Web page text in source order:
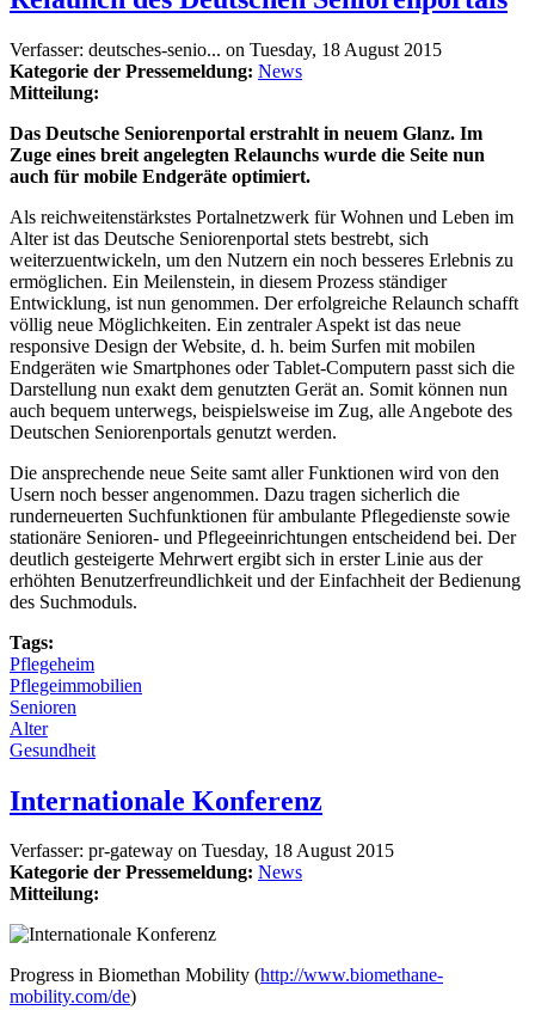
Verfasser: deutsches-senio... on Tuesday, 18 August 2015
Kategorie der Pressemeldung: News
Mitteilung:
Das Deutsche Seniorenportal erstrahlt in neuem Glanz. Im
Zuge eines breit angelegten Relaunchs wurde die Seite nun
auch für mobile Endgeräte optimiert.
Als reichweitenstärkstes Portalnetzwerk für Wohnen und Leben im
Alter ist das Deutsche Seniorenportal stets bestrebt, sich
weiterzuentwickeln, um den Nutzern ein noch besseres Erlebnis zu
ermöglichen. Ein Meilenstein, in diesem Prozess ständiger
Entwicklung, ist nun genommen. Der erfolgreiche Relaunch schafft
völlig neue Möglichkeiten. Ein zentraler Aspekt ist das neue
responsive Design der Website, d. h. beim Surfen mit mobilen
Endgeräten wie Smartphones oder Tablet-Computern passt sich die
Darstellung nun exakt dem genutzten Gerät an. Somit können nun
auch bequem unterwegs, beispielsweise im Zug, alle Angebote des
Deutschen Seniorenportals genutzt werden.
Die ansprechende neue Seite samt aller Funktionen wird von den
Usern noch besser angenommen. Dazu tragen sicherlich die
runderneuerten Suchfunktionen für ambulante Pflegedienste sowie
stationäre Senioren- und Pflegeeinrichtungen entscheidend bei. Der
deutlich gesteigerte Mehrwert ergibt sich in erster Linie aus der
erhöhten Benutzerfreundlichkeit und der Einfachheit der Bedienung
des Suchmoduls.
Tags:
Pflegeheim
Pflegeimmobilien
Senioren
Alter
Gesundheit
Internationale Konferenz
Verfasser: pr-gateway on Tuesday, 18 August 2015
Kategorie der Pressemeldung: News
Mitteilung:
Progress in Biomethan Mobility (http://www.biomethane-
mobility.com/de)